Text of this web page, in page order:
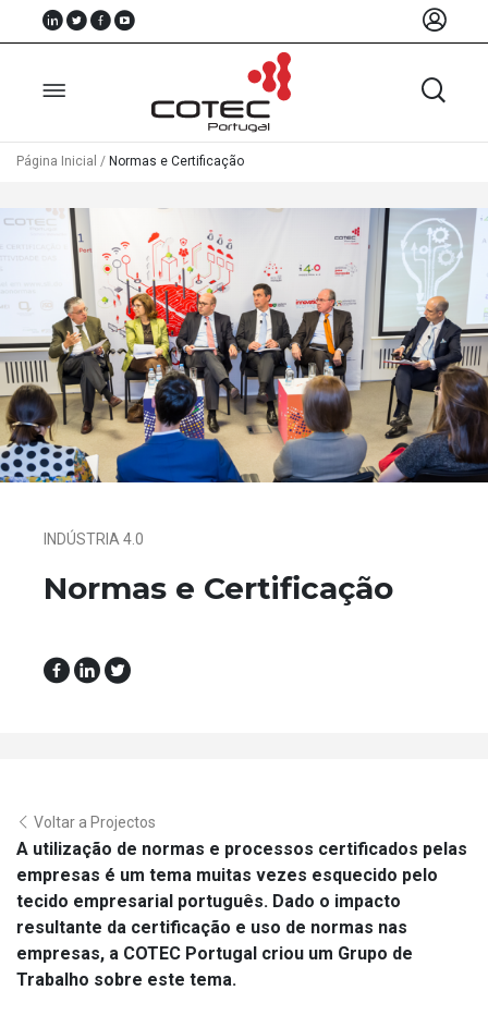
Sobre
Associados
Recursos
Notícias
Eventos
Projectos
Página Inicial / Normas e Certificação
INDÚSTRIA 4.0
Normas e Certificação
Voltar a Projectos
A utilização de normas e processos certificados pelas
empresas é um tema muitas vezes esquecido pelo
tecido empresarial português. Dado o impacto
resultante da certificação e uso de normas nas
empresas, a COTEC Portugal criou um Grupo de
Trabalho sobre este tema.